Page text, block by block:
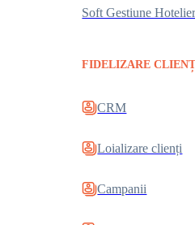
Soft Gestiune
FIDELIZARE
CRM
Loializare clienți
Campanii